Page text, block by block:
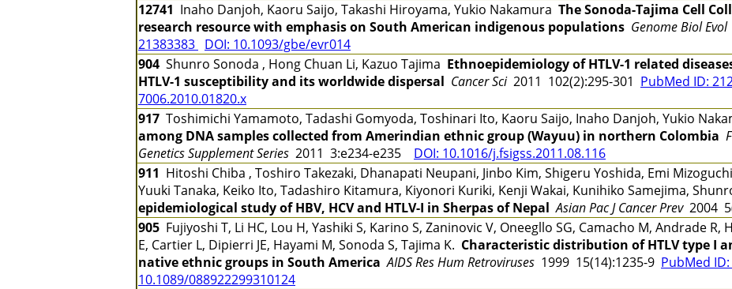
12741 Inaho Danjoh, Kaoru Saijo, Takashi Hiroyama, Yukio Nakamura The Sonoda-Tajima Cell
research resource with emphasis on South American indigenous populations Genome Biol Evol
21383383 DOI: 10.1093/gbe/evr014
904 Shunro Sonoda , Hong Chuan Li, Kazuo Tajima Ethnoepidemiology of HTLV-1 related
HTLV-1 susceptibility and its worldwide dispersal Cancer Sci2011 102(2):295-301 PubMed ID:
7006.2010.01820.x
917 Toshimichi Yamamoto, Tadashi Gomyoda, Toshinari Ito, Kaoru Saijo, Inaho Danjoh, Yukio
among DNA samples collected from Amerindian ethnic group (Wayuu) in northern Colombia
Genetics Supplement Series 2011 3:e234-e235 DOI: 10.1016/j.fsigss.2011.08.116
911 Hitoshi Chiba , Toshiro Takezaki, Dhanapati Neupani, Jinbo Kim, Shigeru Yoshida, Emi
Yuuki Tanaka, Keiko Ito, Tadashiro Kitamura, Kiyonori Kuriki, Kenji Wakai, Kunihiko Samejima,
epidemiological study of HBV, HCV and HTLV-I in Sherpas of Nepal Asian Pac J Cancer Prev2004
905 Fujiyoshi T, Li HC, Lou H, Yashiki S, Karino S, Zaninovic V, Oneegllo SG, Camacho M, Andrade
E, Cartier L, Dipierri JE, Hayami M, Sonoda S, Tajima K. Characteristic distribution of HTLV type I
native ethnic groups in South America AIDS Res Hum Retroviruses 1999 15(14):1235-9 PubMed
10.1089/088922299310124